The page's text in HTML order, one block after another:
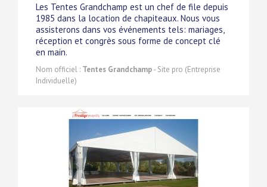
Les Tentes Grandchamp est un chef de file depuis
1985 dans la location de chapiteaux. Nous vous
assisterons dans vos événements tels: mariages,
réception et congrès sous forme de concept clé
en main.
Nom officiel : Tentes Grandchamp- Site pro (Entreprise
Individuelle)